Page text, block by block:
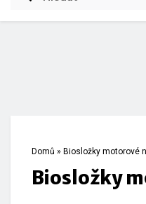
Domů » Biosložky motorové
Biosložky